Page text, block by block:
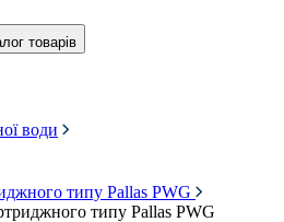
товарів
води
типу Pallas PWG
типу Pallas PWG